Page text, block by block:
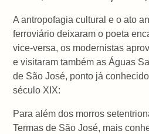
A antropofagia cultural e o ato
ferroviário deixaram o poeta
vice-versa, os modernistas
e visitaram também as Águas
de São José, ponto já
século XIX:
Para além dos morros
Termas de São José, mais